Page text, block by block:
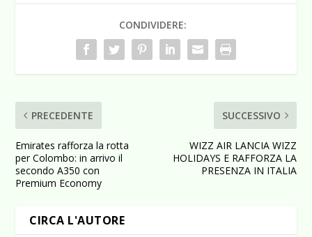
CONDIVIDERE:
PRECEDENTE
Emirates rafforza la rotta
per Colombo: in arrivo il
secondo A350 con
Premium Economy
SUCCESSIVO
WIZZ AIR LANCIA WIZZ
HOLIDAYS E RAFFORZA LA
PRESENZA IN ITALIA
CIRCA L'AUTORE